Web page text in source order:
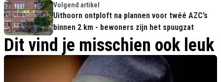
Volgend artikel
Uithoorn ontploft na plannen voor twéé AZC’s
binnen 2 km - bewoners zijn het spuugzat
Dit vind je misschien ook leuk